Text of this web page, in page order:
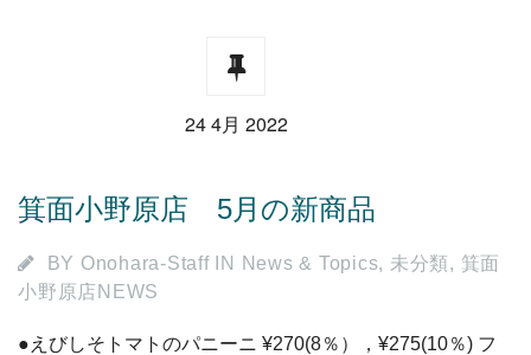
24 4月 2022
箕面小野原店 5月の新商品
BY Onohara-StaffIN News & Topics, 未分類, 箕面
小野原店NEWS
●えびしそトマトのパニーニ ¥270(8％），¥275(10％) フ